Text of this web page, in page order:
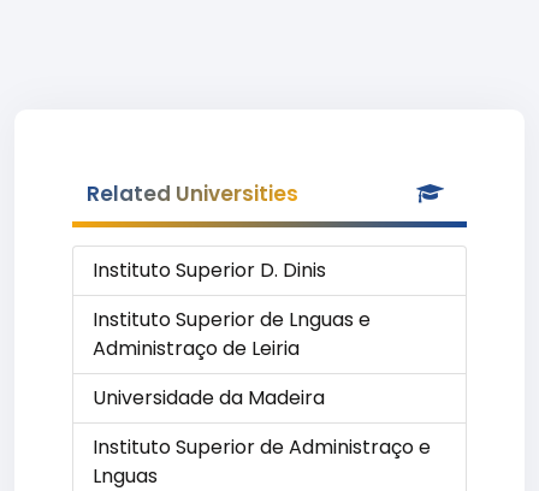
Related Universities
Instituto Superior D. Dinis
Instituto Superior de Lnguas e
Administraço de Leiria
Universidade da Madeira
Instituto Superior de Administraço e
Lnguas